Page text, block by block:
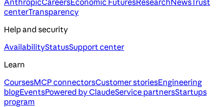
centerTransparency
Help and security
AvailabilityStatusSupport center
Learn
CoursesMCP connectorsCustomer storiesEngineering
blogEventsPowered by ClaudeService partnersStartups
program